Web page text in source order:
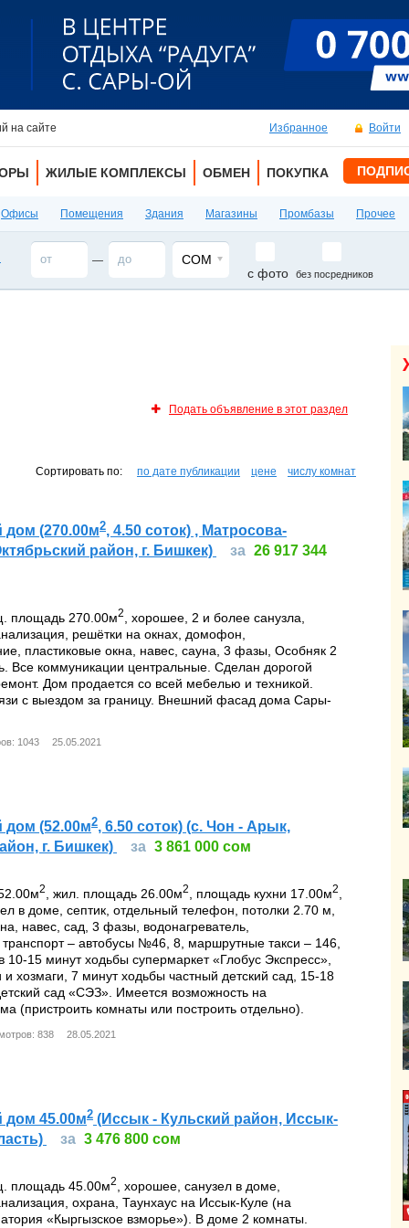
на сайте Избранное Войти
ЖИЛЫЕ КОМПЛЕКСЫ ОБМЕН ПОКУПКА
Офисы Помещения Здания Магазины Промбазы Прочее
—
СОМ
с фото
без посредников
Подать объявление в этот раздел
Сортировать по: по дате публикации цене числу комнат
дом (270.00м2, 4.50 соток) , Матросова-
район, г. Бишкек)
за 26 917 344
площадь 270.00м2
, хорошее, 2 и более санузла,
решётки на окнах, домофон,
пластиковые окна, навес, сауна, 3 фазы, Особняк 2
Все коммуникации центральные. Сделан дорогой
Дом продается со всей мебелью и техникой.
с выездом за границу. Внешний фасад дома Сары-
1043 25.05.2021
дом (52.00м2, 6.50 соток) (с. Чон - Арык,
г. Бишкек)
за 3 861 000 сом
2 , жил. площадь 26.00м2 , площадь кухни 17.00м2
в доме, септик, отдельный телефон, потолки 2.70 м,
навес, сад, 3 фазы, водонагреватель,
– автобусы №46, 8, маршрутные такси – 146,
10-15 минут ходьбы супермаркет «Глобус Экспресс»,
и хозмаги, 7 минут ходьбы частный детский сад, 15-18
сад «СЭЗ». Имеется возможность на
(пристроить комнаты или построить отдельно).
838 28.05.2021
дом 45.00м2 (Иссык - Кульский район, Иссык-
за 3 476 800 сом
площадь 45.00м2
, хорошее, санузел в доме,
охрана, Таунхаус на Иссык-Куле (на
«Кыргызское взморье»). В доме 2 комнаты.